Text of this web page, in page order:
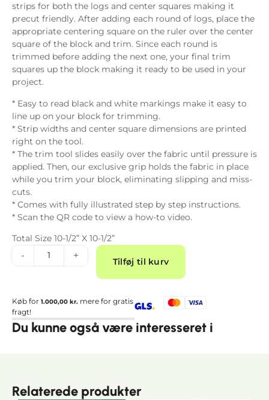
strips for both the logs and center squares making it
precut friendly. After adding each round of logs, place the
appropriate centering square on the ruler over the center
square of the block and trim. Since each round is
trimmed before adding the next one, your final trim
squares up the block making it ready to be used in your
project.
* Easy to read black and white markings make it easy to
line up on your block for trimming.
* Strip widths and center square dimensions are printed
right on the tool.
* The trim tool slides easily over the fabric until pressure is
applied. Then, our exclusive grip holds the fabric in place
while you trim your block, eliminating slipping and miss-
cuts.
* Comes with fully illustrated step by step instructions.
* Scan the QR code to view a how-to video.
Total Size 10-1/2” X 10-1/2”
- +
Tilføj til kurv
Køb for 1.000,00 kr. mere for gratis
fragt!
Du kunne også være interesseret i
Relaterede produkter